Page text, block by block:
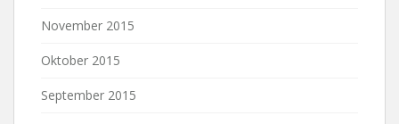
November 2015
Oktober 2015
September 2015